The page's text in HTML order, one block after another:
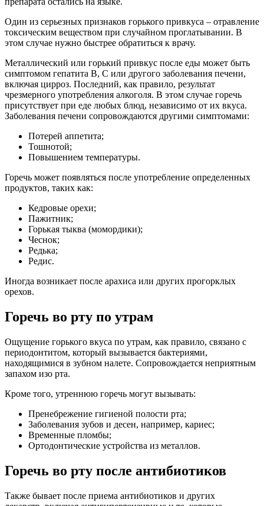
Один из серьезных признаков горького привкуса – отравление
токсическим веществом при случайном проглатывании. В
этом случае нужно быстрее обратиться к врачу.
Металлический или горький привкус после еды может быть
симптомом гепатита В, С или другого заболевания печени,
включая цирроз. Последний, как правило, результат
чрезмерного употребления алкоголя. В этом случае горечь
присутствует при еде любых блюд, независимо от их вкуса.
Заболевания печени сопровождаются другими симптомами:
Потерей аппетита;
Тошнотой;
Повышением температуры.
Горечь может появляться после употребление определенных
продуктов, таких как:
Кедровые орехи;
Пажитник;
Горькая тыква (момордики);
Чеснок;
Редька;
Редис.
Иногда возникает после арахиса или других прогорклых
орехов.
Горечь во рту по утрам
Ощущение горького вкуса по утрам, как правило, связано с
периодонтитом, который вызывается бактериями,
находящимися в зубном налете. Сопровождается неприятным
запахом изо рта.
Кроме того, утреннюю горечь могут вызывать:
Пренебрежение гигиеной полости рта;
Заболевания зубов и десен, например, кариес;
Временные пломбы;
Ортодонтические устройства из металлов.
Горечь во рту после антибиотиков
Также бывает после приема антибиотиков и других